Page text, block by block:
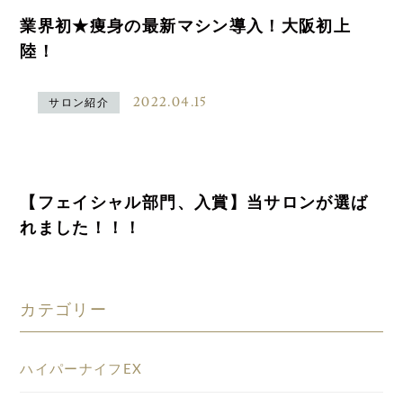
業界初★痩身の最新マシン導入！大阪初上
陸！
サロン紹介 2022.04.15
【フェイシャル部門、入賞】当サロンが選ば
れました！！！
カテゴリー
ハイパーナイフEX